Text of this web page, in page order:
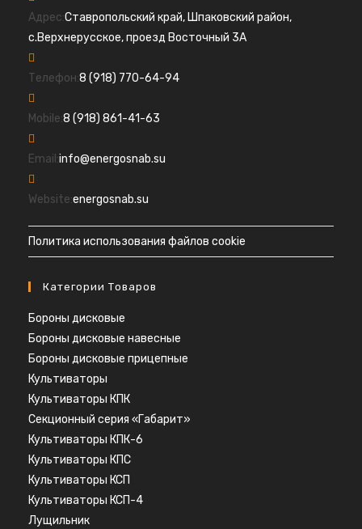
Адрес:Ставропольский край, Шпаковский район,
с.Верхнерусское, проезд Восточный 3А
Телефон:8 (918) 770-64-94Откроется
Mobile:8 (918) 861-41-63
вашем
Email:info@energosnab.su
Website:energosnab.su
Политика использования файлов cookie
Категории Товаров
Бороны дисковые
Бороны дисковые навесные
Бороны дисковые прицепные
Культиваторы
Культиваторы КПК
Секционный серия «Габарит»
Культиваторы КПК-6
Культиваторы КПС
Культиваторы КСП
Культиваторы КСП-4
Лущильник